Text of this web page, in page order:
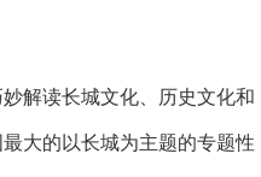
解读长城文化、历史文化和
大的以长城为主题的专题性